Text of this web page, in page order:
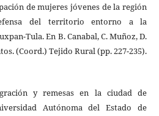
de mujeres jóvenes de la región
del territorio entorno a la
Tula. En B. Canabal, C. Muñoz, D.
(Coord.) Tejido Rural (pp. 227-235).
y remesas en la ciudad de
Autónoma del Estado de